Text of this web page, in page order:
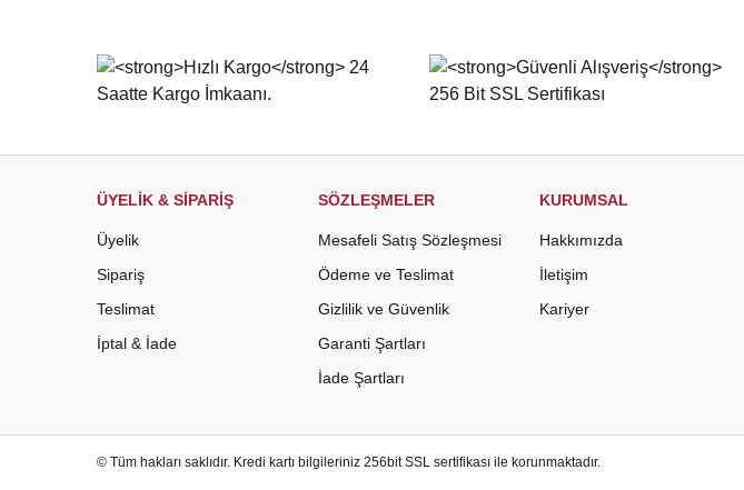
ÜYELİK & SİPARİŞ
Üyelik
Sipariş
Teslimat
İptal & İade
SÖZLEŞMELER
Mesafeli Satış Sözleşmesi
Ödeme ve Teslimat
Gizlilik ve Güvenlik
Garanti Şartları
İade Şartları
KURUMSAL
Hakkımızda
İletişim
Kariyer
© Tüm hakları saklıdır. Kredi kartı bilgileriniz 256bit SSL sertifikası ile korunmaktadır.